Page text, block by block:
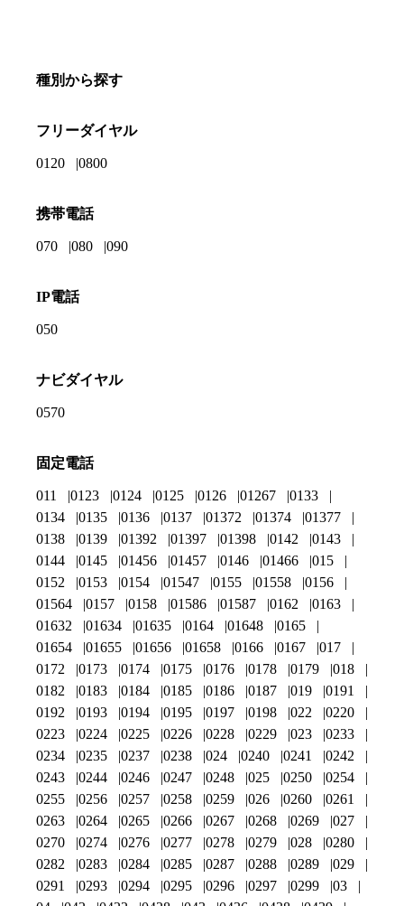
種別から探す
フリーダイヤル
0120 0800
携帯電話
070 080 090
IP電話
050
ナビダイヤル
0570
固定電話
011 0123 0124 0125 0126 01267
0133
0134
0135 0136 0137 01372 01374
01377
0138
0139 01392 01397 01398 0142
0143
0144
0145 01456 01457 0146 01466
015
0152
0153 0154 01547 0155 01558
0156
01564
0157 0158 01586 01587 0162
0163
01632
01634 01635 0164 01648
0165
01654
01655 01656 01658 0166 0167
017
0172
0173 0174 0175 0176 0178 0179
018
0182
0183 0184 0185 0186 0187 019
0191
0192
0193 0194 0195 0197 0198 022
0220
0223
0224 0225 0226 0228 0229 023
0233
0234
0235 0237 0238 024 0240 0241
0242
0243
0244 0246 0247 0248 025 0250
0254
0255
0256 0257 0258 0259 026 0260
0261
0263
0264 0265 0266 0267 0268 0269
027
0270
0274 0276 0277 0278 0279 028
0280
0282
0283 0284 0285 0287 0288 0289
029
0291
0293 0294 0295 0296 0297 0299
03